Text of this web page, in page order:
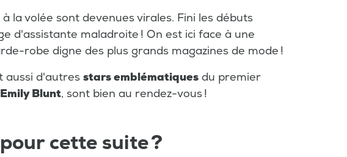
la volée sont devenues virales. Fini les débuts
d'assistante maladroite ! On est ici face à une
robe digne des plus grands magazines de mode !
aussi d'autres stars emblématiques du premier
Blunt, sont bien au rendez-vous !
cette suite ?